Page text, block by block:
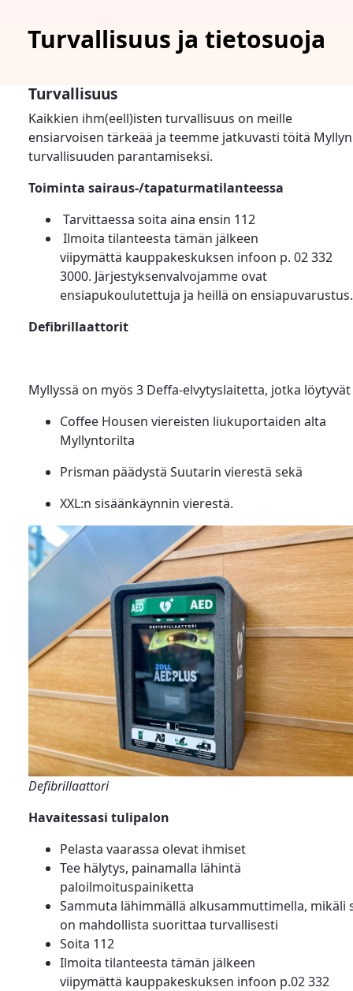
Turvallisuus ja tietosuoja
Turvallisuus
Kaikkien ihm(eell)isten turvallisuus on meille
ensiarvoisen tärkeää ja teemme jatkuvasti töitä Myllyn
turvallisuuden parantamiseksi.
Toiminta sairaus-/tapaturmatilanteessa
Tarvittaessa soita aina ensin 112
Ilmoita tilanteesta tämän jälkeen
viipymättä kauppakeskuksen infoon p. 02 332
3000. Järjestyksenvalvojamme ovat
ensiapukoulutettuja ja heillä on ensiapuvarustus.
Defibrillaattorit
Myllyssä on myös 3 Deffa-elvytyslaitetta, jotka löytyvät
Coffee Housen viereisten liukuportaiden alta
Myllyntorilta
Prisman päädystä Suutarin vierestä sekä
XXL:n sisäänkäynnin vierestä.
Defibrillaattori
Havaitessasi tulipalon
Pelasta vaarassa olevat ihmiset
Tee hälytys, painamalla lähintä
paloilmoituspainiketta
Sammuta lähimmällä alkusammuttimella, mikäli
on mahdollista suorittaa turvallisesti
Soita 112
Ilmoita tilanteesta tämän jälkeen
viipymättä kauppakeskuksen infoon p.02 332